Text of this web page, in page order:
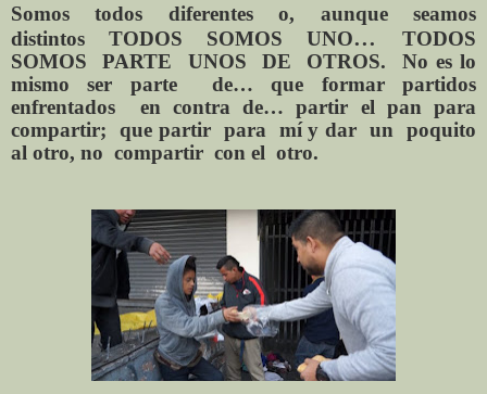
Somos todos diferentes o, aunque seamos
distintos TODOS SOMOS UNO...
TODOS
SOMOS
PARTE UNOS DE OTROS.
No es lo
mismo
ser parte
de… que formar partidos
enfrentados
en contra de… partir el pan para
compartir;
que partir para mí y dar un
poquito
al otro, no compartir con el otro.